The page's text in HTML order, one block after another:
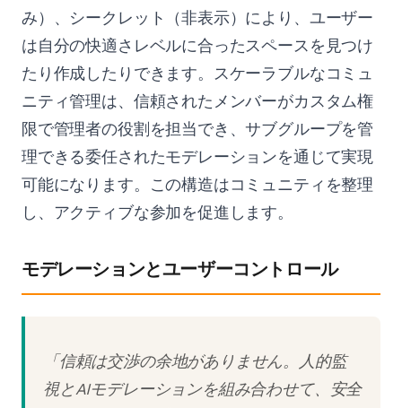
み）、シークレット（非表示）により、ユーザー
は自分の快適さレベルに合ったスペースを見つけ
たり作成したりできます。スケーラブルなコミュ
ニティ管理は、信頼されたメンバーがカスタム権
限で管理者の役割を担当でき、サブグループを管
理できる委任されたモデレーションを通じて実現
可能になります。この構造はコミュニティを整理
し、アクティブな参加を促進します。
モデレーションとユーザーコントロール
「信頼は交渉の余地がありません。人的監
視とAIモデレーションを組み合わせて、安全